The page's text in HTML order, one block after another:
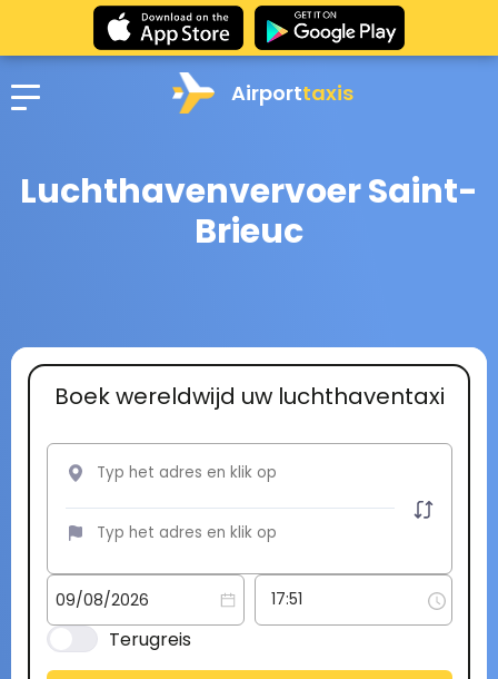
Airporttaxis
Luchthavenvervoer Saint-
Brieuc
Boek wereldwijd uw luchthaventaxi
Terugreis